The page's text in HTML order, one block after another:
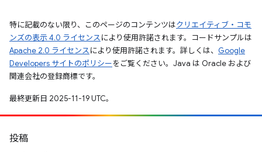
特に記載のない限り、このページのコンテンツはクリエイティブ・コモ
ンズの表示 4.0 ライセンスにより使用許諾されます。コードサンプルは
Apache 2.0 ライセンスにより使用許諾されます。詳しくは、 Google
Developers サイトのポリシーをご覧ください。Java は Oracle および
関連会社の登録商標です。
最終更新日 2025-11-19 UTC。
投稿